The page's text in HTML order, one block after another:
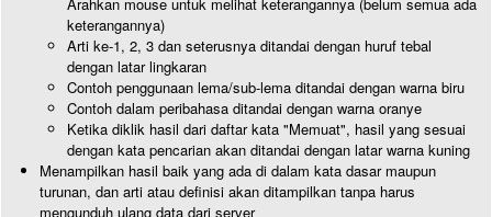
keterangannya)
Arti ke-1, 2, 3 dan seterusnya ditandai dengan huruf tebal
dengan latar lingkaran
Contoh penggunaan lema/sub-lema ditandai dengan warna biru
Contoh dalam peribahasa ditandai dengan warna oranye
Ketika diklik hasil dari daftar kata "Memuat", hasil yang sesuai
dengan kata pencarian akan ditandai dengan latar warna kuning
Menampilkan hasil baik yang ada di dalam kata dasar maupun
turunan, dan arti atau definisi akan ditampilkan tanpa harus
mengunduh ulang data dari server